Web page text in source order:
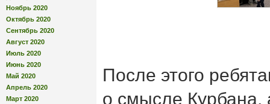
Ноябрь 2020
Октябрь 2020
Сентябрь 2020
Август 2020
Июль 2020
Июнь 2020
Май 2020
Апрель 2020
Март 2020
После этого
о смысле